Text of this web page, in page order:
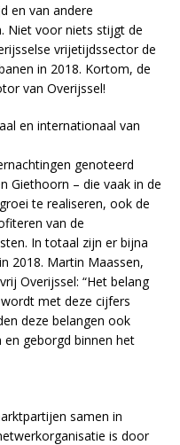
en van andere
Niet voor niets stijgt de
vrijetijdssector de
in 2018. Kortom, de
van Overijssel!
en internationaal van
genoteerd
Giethoorn – die vaak in de
te realiseren, ook de
van de
In totaal zijn er bijna
2018. Martin Maassen,
Overijssel: “Het belang
met deze cijfers
deze belangen ook
geborgd binnen het
samen in
is door